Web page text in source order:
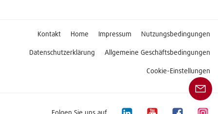
Kontakt Home Impressum Nutzungsbedingungen
Datenschutzerklärung Allgemeine Geschäftsbedingungen
Cookie-Einstellungen